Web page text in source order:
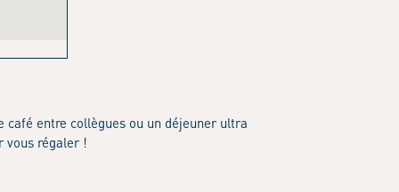
café entre collègues ou un déjeuner ultra
vous régaler !